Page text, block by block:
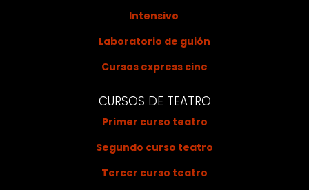
Intensivo
Laboratorio de guión
Cursos express cine
CURSOS DE TEATRO
Primer curso teatro
Segundo curso teatro
Tercer curso teatro